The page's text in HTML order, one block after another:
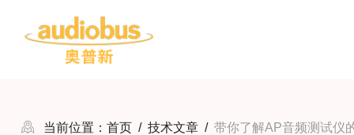
当前位置： 首页 / 技术文章 / 带你了解AP音频测试仪